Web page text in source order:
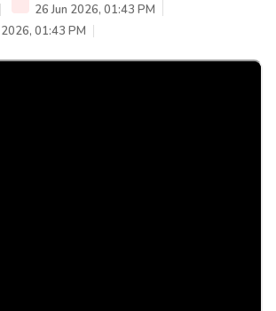
26 Jun 2026, 01:43 PM
01:43 PM